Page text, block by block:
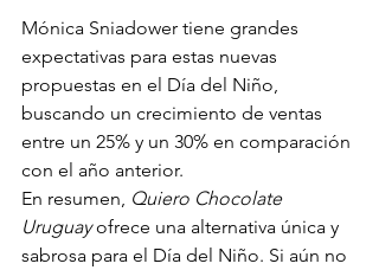
Mónica Sniadower tiene grandes
expectativas para estas nuevas
propuestas en el Día del Niño,
buscando un crecimiento de ventas
entre un 25% y un 30% en comparación
con el año anterior.
En resumen, Quiero Chocolate
Uruguay ofrece una alternativa única y
sabrosa para el Día del Niño. Si aún no